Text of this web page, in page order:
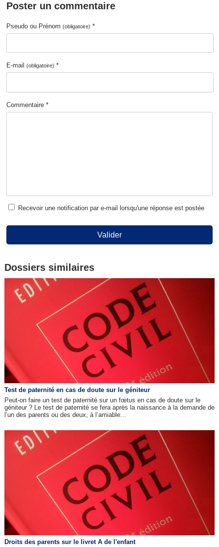
Poster un commentaire
Pseudo ou Prénom(obligatoire) *
E-mail(obligatoire) *
Commentaire *
Recevoir une notification par e-mail lorsqu'une réponse est postée
Valider
Dossiers similaires
Test de paternité en cas de doute sur le géniteur
Peut-on faire un test de paternité sur un fœtus en cas de doute sur le
géniteur ? Le test de paternité se fera après la naissance à la demande de
l’un des parents ou des deux, à l’amiable...
Droits des parents sur le livret A de l'enfant